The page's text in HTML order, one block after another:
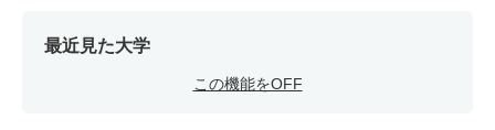
最近見た大学
この機能をOFF